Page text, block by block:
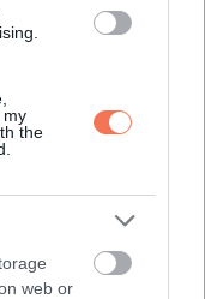
my
the
web or
nem úgy alakul,
ami történik, a
lásd az
helyzet.
üzenetekre, amiket